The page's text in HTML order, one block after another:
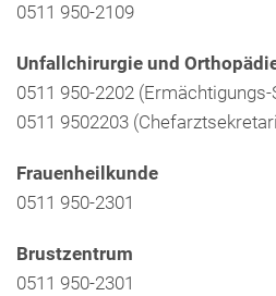
0511 950-2109
Unfallchirurgie und
0511 950-2202
0511 9502203
Frauenheilkunde
0511 950-2301
Brustzentrum
0511 950-2301